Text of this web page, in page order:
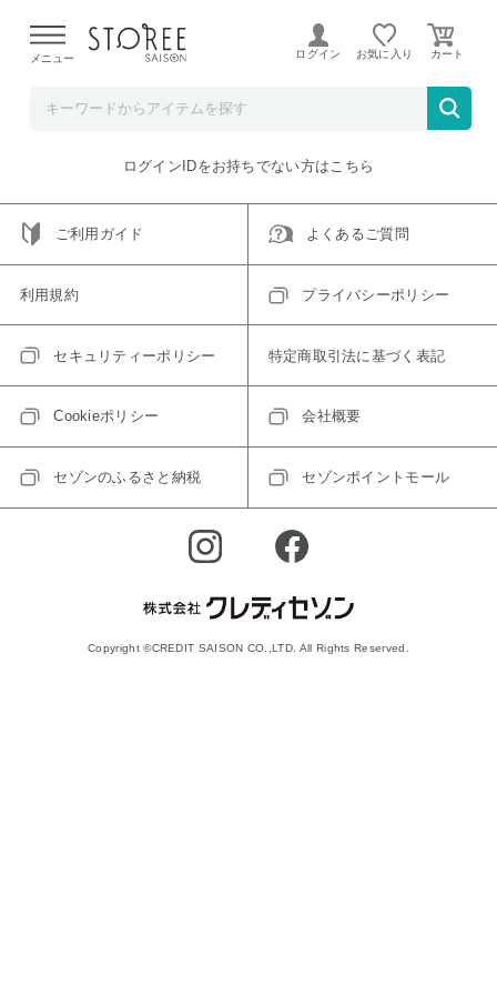
よる配送遅延が発生しております。
メニュー ログイン お気に入り
ご指定のアイテムは取り扱い終了、またはただいま取り扱い
トップへ戻る
ログインIDをお持ちでない方はこちら
ご利用ガイド よくあるご質問
利用規約 プライバシーポリシー
セキュリティーポリシー 特定商取引法に基づく表記
Cookieポリシー 会社概要
セゾンのふるさと納税 セゾンポイントモール
Copyright ©CREDIT SAISON CO.,LTD. All Rights Reserved.